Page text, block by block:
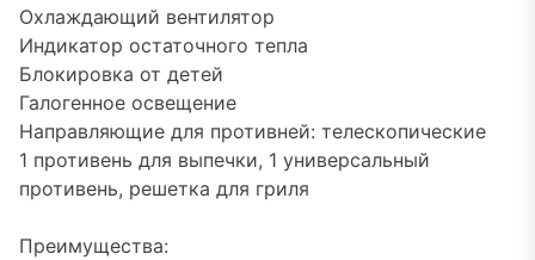
Охлаждающий вентилятор
Индикатор остаточного тепла
Блокировка от детей
Галогенное освещение
Направляющие для противней: телескопические
1 противень для выпечки, 1 универсальный
противень, решетка для гриля
Преимущества: